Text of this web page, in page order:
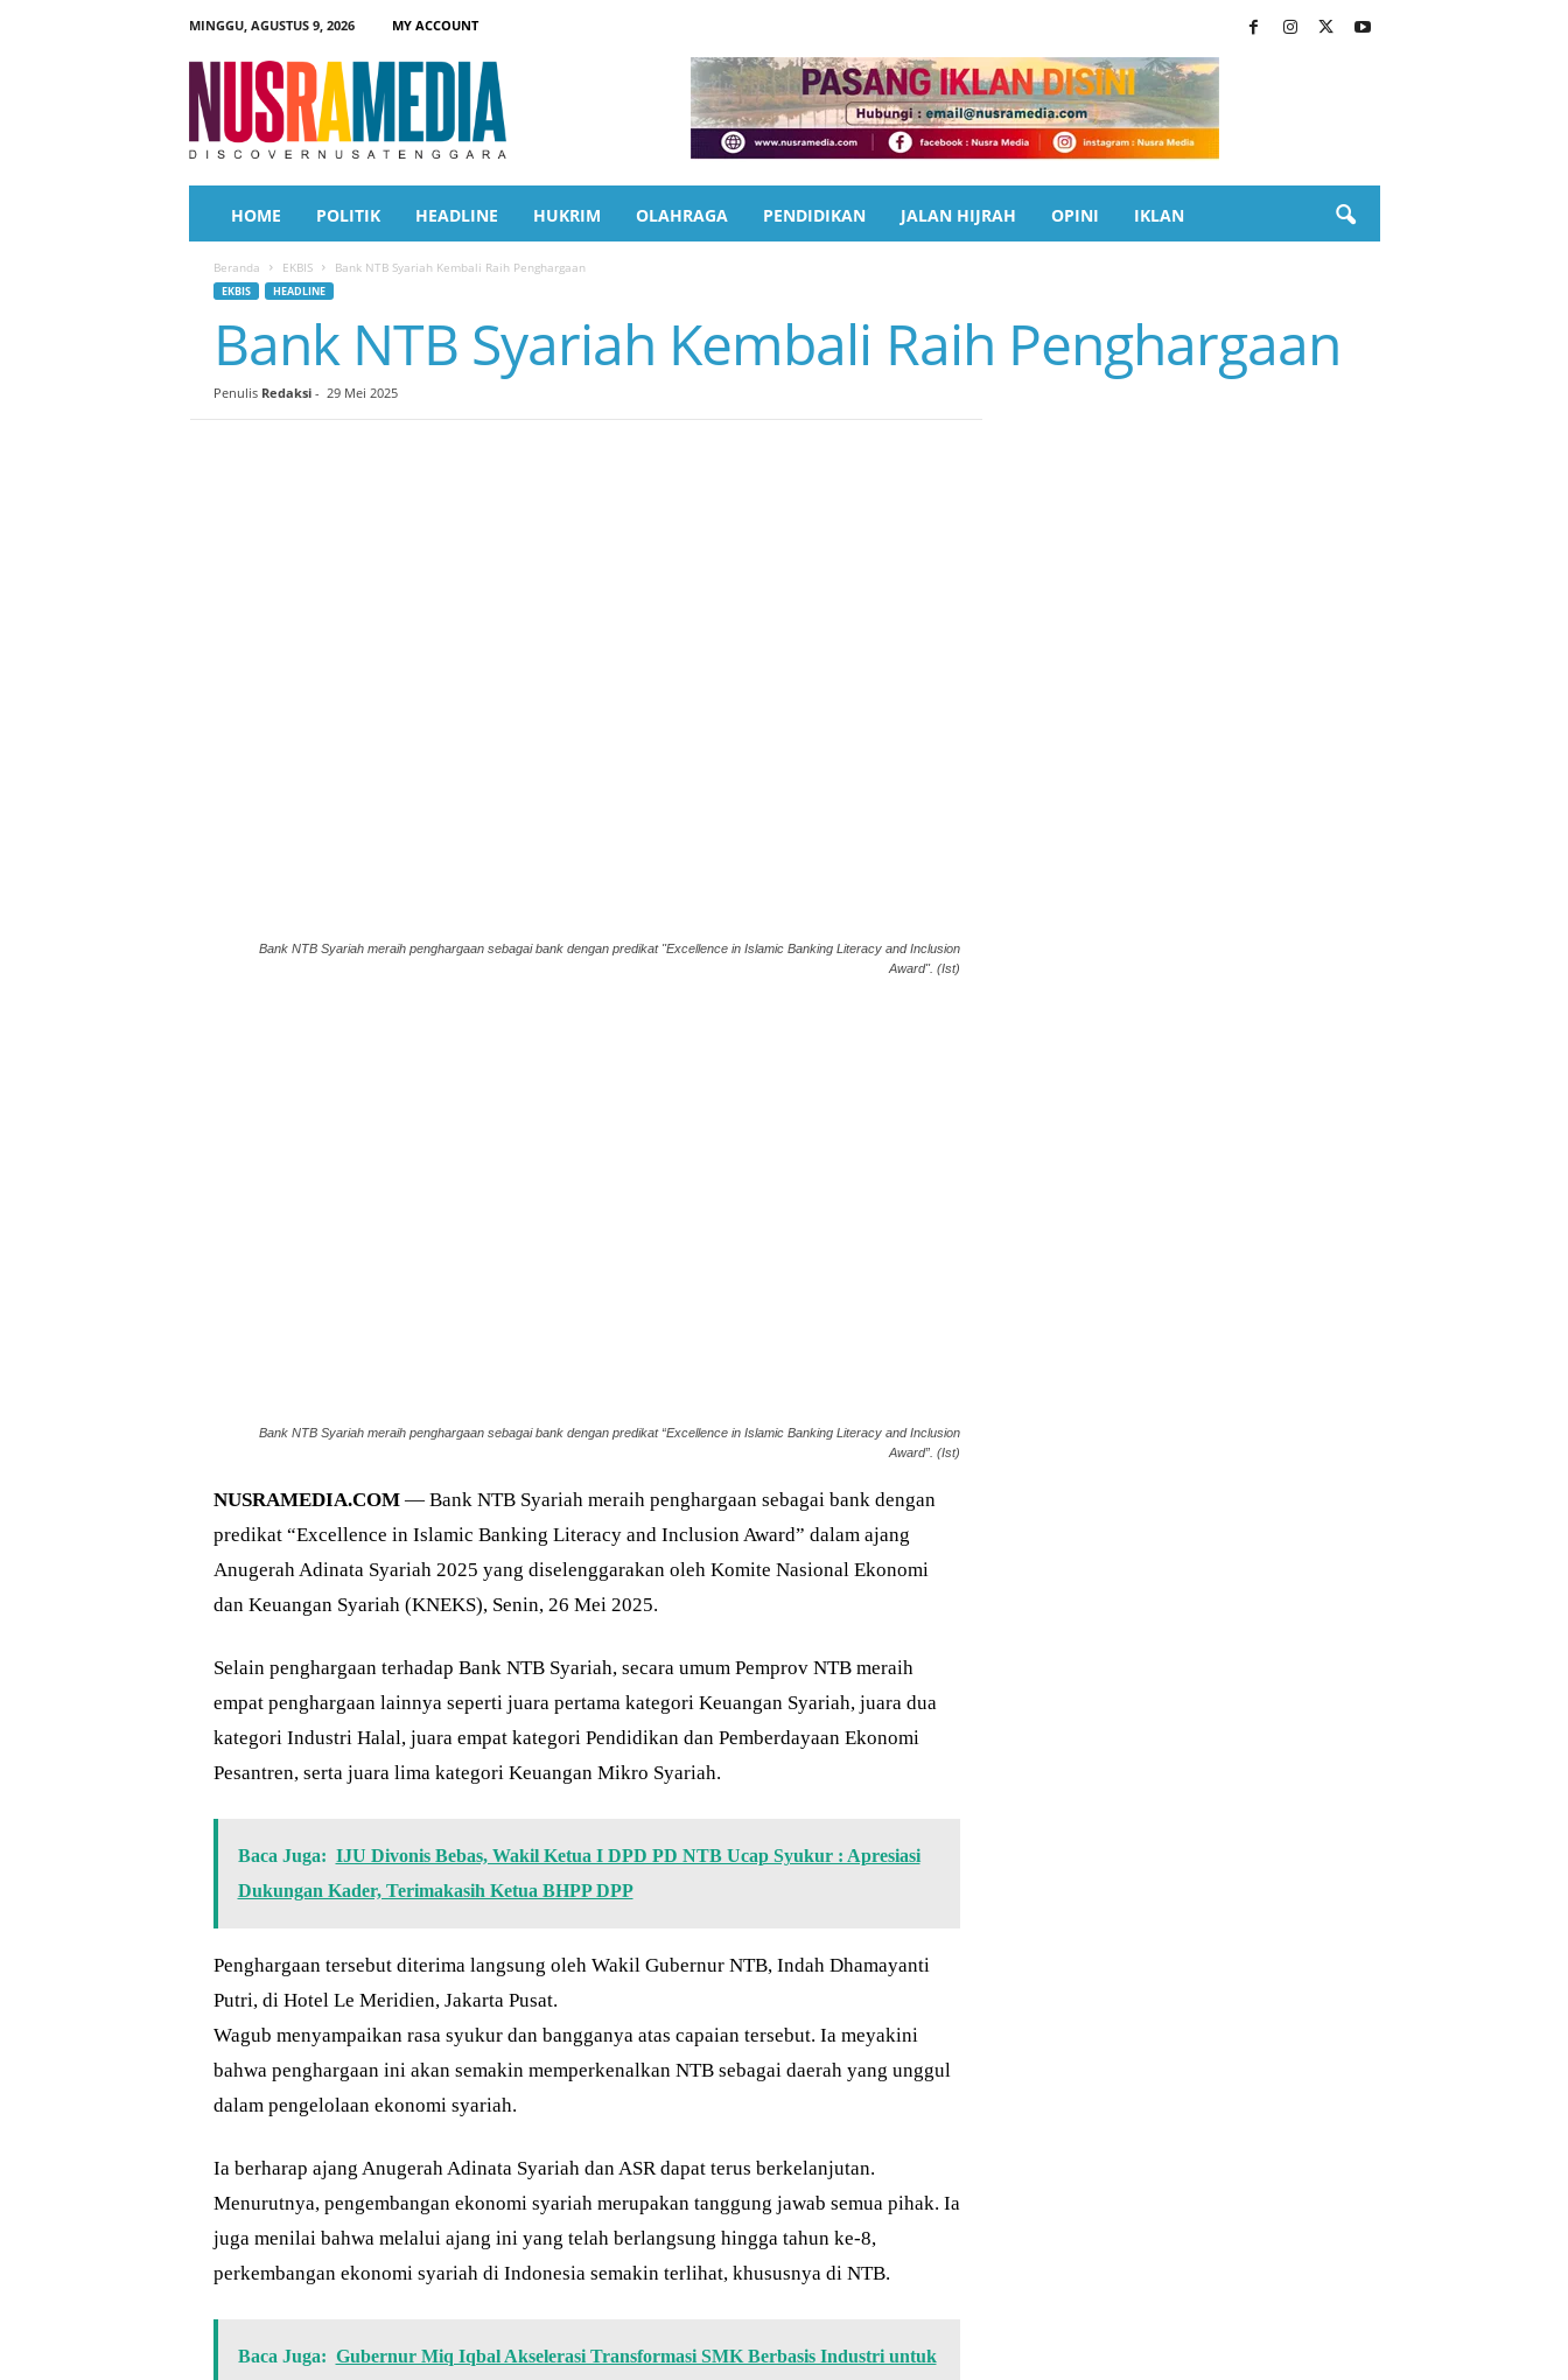
MINGGU, AGUSTUS 9, 2026
MY ACCOUNT
a
HOME POLITIK HEADLINE HUKRIM OLAHRAGA PENDIDIKAN JALAN HIJRAH OPINI IKLAN
Beranda EKBIS Bank NTB Syariah Kembali Raih Penghargaan
EKBIS HEADLINE
Bank NTB Syariah Kembali Raih Penghargaan
Penulis Redaksi- 29 Mei 2025
Bank NTB Syariah meraih penghargaan sebagai bank dengan predikat "Excellence in Islamic Banking Literacy and Inclusion
Award". (Ist)
Bank NTB Syariah meraih penghargaan sebagai bank dengan predikat “Excellence in Islamic Banking Literacy and Inclusion
Award”. (Ist)
NUSRAMEDIA.COM— Bank NTB Syariah meraih penghargaan sebagai bank dengan
predikat “Excellence in Islamic Banking Literacy and Inclusion Award” dalam ajang
Anugerah Adinata Syariah 2025 yang diselenggarakan oleh Komite Nasional Ekonomi
dan Keuangan Syariah (KNEKS), Senin, 26 Mei 2025.
Selain penghargaan terhadap Bank NTB Syariah, secara umum Pemprov NTB meraih
empat penghargaan lainnya seperti juara pertama kategori Keuangan Syariah, juara dua
kategori Industri Halal, juara empat kategori Pendidikan dan Pemberdayaan Ekonomi
Pesantren, serta juara lima kategori Keuangan Mikro Syariah.
Baca Juga: IJU Divonis Bebas, Wakil Ketua I DPD PD NTB Ucap Syukur : Apresiasi
Dukungan Kader, Terimakasih Ketua BHPP DPP
Penghargaan tersebut diterima langsung oleh Wakil Gubernur NTB, Indah Dhamayanti
Putri, di Hotel Le Meridien, Jakarta Pusat.
Wagub menyampaikan rasa syukur dan bangganya atas capaian tersebut. Ia meyakini
bahwa penghargaan ini akan semakin memperkenalkan NTB sebagai daerah yang unggul
dalam pengelolaan ekonomi syariah.
Ia berharap ajang Anugerah Adinata Syariah dan ASR dapat terus berkelanjutan.
Menurutnya, pengembangan ekonomi syariah merupakan tanggung jawab semua pihak. Ia
juga menilai bahwa melalui ajang ini yang telah berlangsung hingga tahun ke-8,
perkembangan ekonomi syariah di Indonesia semakin terlihat, khususnya di NTB.
Baca Juga: Gubernur Miq Iqbal Akselerasi Transformasi SMK Berbasis Industri untuk